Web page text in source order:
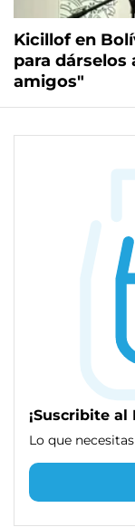
Kicillof en
para dárselos
amigos"
¡Suscribite
Lo que